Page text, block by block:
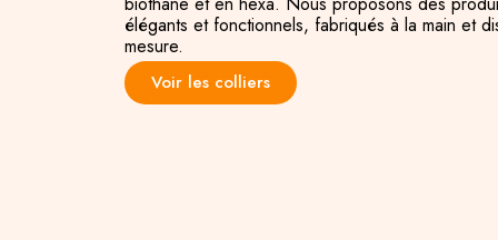
élégants et fonctionnels, fabriqués à la main et
mesure.
Voir les colliers